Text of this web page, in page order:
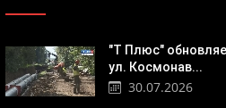
"Т Плюс"
ул. Космонав...
30.07.2026